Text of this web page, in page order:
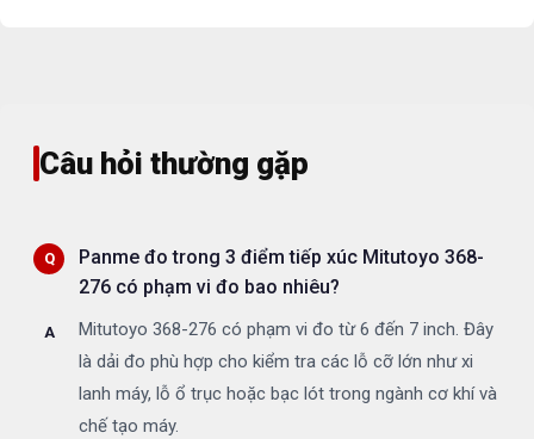
Câu hỏi thường gặp
Panme đo trong 3 điểm tiếp xúc Mitutoyo 368-
276 có phạm vi đo bao nhiêu?
Mitutoyo 368-276 có phạm vi đo từ 6 đến 7 inch. Đây
là dải đo phù hợp cho kiểm tra các lỗ cỡ lớn như xi
lanh máy, lỗ ổ trục hoặc bạc lót trong ngành cơ khí và
chế tạo máy.